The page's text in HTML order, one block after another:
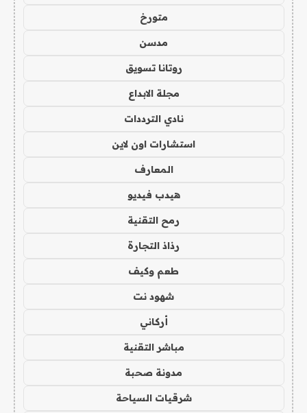
متورخ
مدسن
روتانا تسويق
مجلة الابداع
نادي الترددات
استشارات اون لاين
المعارف
هيدب فيديو
رمح التقنية
رذاذ التجارة
طعم وكيف
شهود نت
أركاني
مباشر التقنية
مدونة صحبة
شرقيات السياحة